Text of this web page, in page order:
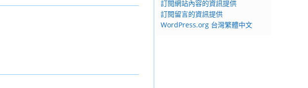
訂閱網站內容的資訊提供
訂閱留言的資訊提供
WordPress.org 台灣繁體中文